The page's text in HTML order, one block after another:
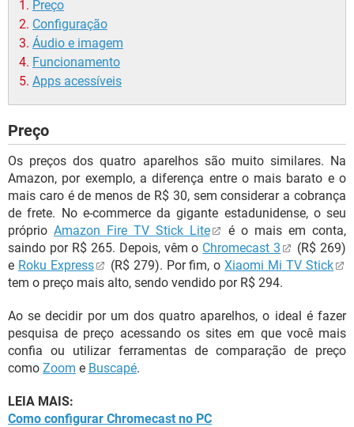
Preço
Configuração
Áudio e imagem
Funcionamento
Apps acessíveis
Preço
Os preços dos quatro aparelhos são muito similares. Na
Amazon, por exemplo, a diferença entre o mais barato e o
mais caro é de menos de R$ 30, sem considerar a cobrança
de frete. No e-commerce da gigante estadunidense, o seu
próprio Amazon Fire TV Stick Lite
é o mais em conta,
saindo por R$ 265. Depois, vêm o Chromecast 3
(R$ 269)
e Roku Express (R$ 279). Por fim, oXiaomi Mi TV Stick
tem o preço mais alto, sendo vendido por R$ 294.
Ao se decidir por um dos quatro aparelhos, o ideal é fazer
pesquisa de preço acessando os sites em que você mais
confia ou utilizar ferramentas de comparação de preço
como Zoom e Buscapé.
LEIA MAIS:
Como configurar Chromecast no PC